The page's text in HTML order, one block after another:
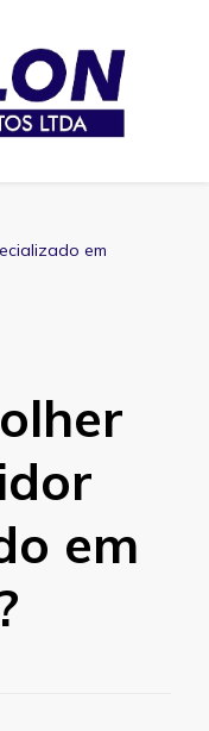
em
em